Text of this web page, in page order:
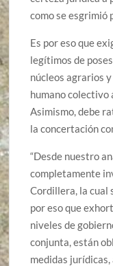
como se esgrimió
Es por eso que
legítimos de
núcleos agrarios
humano colectivo
Asimismo, debe
la concertación
“Desde nuestro
completamente
Cordillera, la cual
por eso que
niveles de
conjunta, están
medidas